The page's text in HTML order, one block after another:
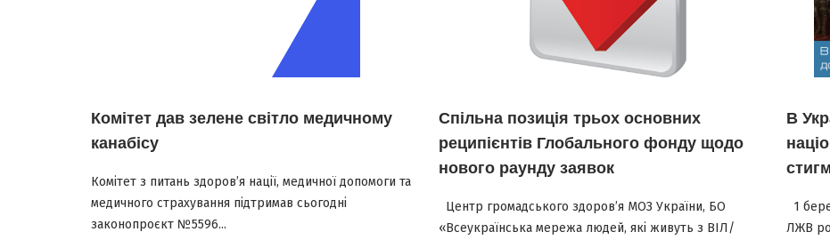
Комітет дав зелене світло медичному
канабісу
Комітет з питань здоров’я нації, медичної допомоги та
медичного страхування підтримав сьогодні
законопроєкт №5596...
Спільна позиція трьох основних
реципієнтів Глобального фонду щодо
нового раунду заявок
Центр громадського здоров’я МОЗ України, БО
«Всеукраїнська мережа людей, які живуть з ВІЛ/
В
1
ЛЖВ